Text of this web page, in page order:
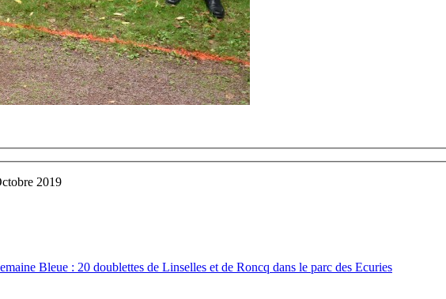
2019
Bleue : 20 doublettes de Linselles et de Roncq dans le parc des Ecuries